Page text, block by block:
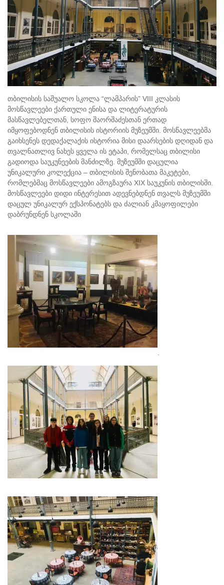
თბილისის საშუალო სკოლა “ლამპარის” VIII კლასის
მოსწავლეები ქართული ენისა და ლიტერატურის
მასწავლებელთან, სოფო შაორშაძესთან ერთად
იმყოფებოდნენ თბილისის ისტორიის მუზეუმში. მოსწავლეებმა
გაიხსენეს დედაქალაქის ისტორია მისი დაარსების დღიდან და
თვალნათლივ ნახეს ყველა ის ეტაპი, რომელსაც თბილისი
გადიოდა საუკუნეების მანძილზე. მუზეუმში დაცულია
უნიკალური კოლექცია – თბილისის შენობათა მაკეტები,
რომლებმაც მოსწავლეები ამოგზაურა XIX საუკუნის თბილისში.
მოსწავლეები დიდი ინტერესით ადევნებდნენ თვალს მუზეუმში
დაცულ უნიკალურ ექსპონატებს და ძალიან კმაყოფილები
დაბრუნდნენ სკოლაში